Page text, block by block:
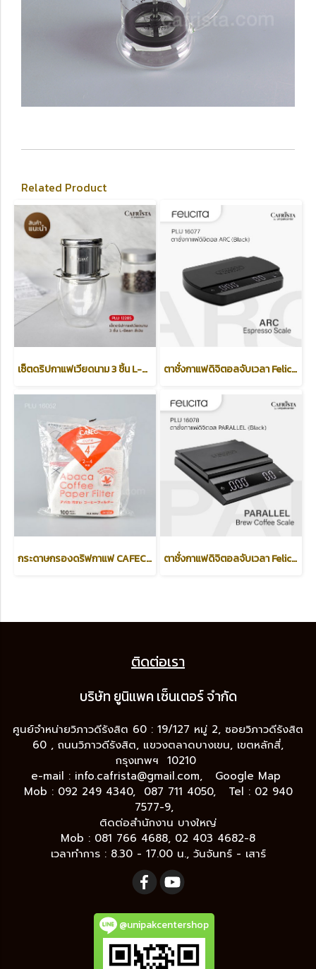
Related Product
เซ็ตดริปกาแฟเวียดนาม 3 ชิ้น L-Bean สีเงิน (Vietnamese Coffee Set) ตาชั่งกาแฟดิจิตอลจับเวลา Felicita รุ่น ARC /Espresso Scale/ Black
กระดาษกรองดริฟกาแฟ CAFEC (สีขาว) Abaca Coffee Paper Filter ขนาด 4 CUP ตาชั่งกาแฟดิจิตอลจับเวลา Felicita รุ่น PARALLEL /Brew Coffee Scale/ Black
ติดต่อเรา
บริษัท ยูนิแพค เซ็นเตอร์ จำกัด
ศูนย์จำหน่ายวิภาวดีรังสิต 60 : 19/127 หมู่ 2, ซอยวิภาวดีรังสิต
60 , ถนนวิภาวดีรังสิต, แขวงตลาดบางเขน, เขตหลักสี่,
กรุงเทพฯ 10210
e-mail : info.cafrista@gmail.com,
Google Map
Mob : 092 249 4340, 087 711 4050, Tel : 02 940
7577-9,
ติดต่อสำนักงาน บางใหญ่
Mob : 081 766 4688, 02 403 4682-8
เวลาทำการ : 8.30 - 17.00 น., วันจันทร์ - เสาร์
@unipakcentershop